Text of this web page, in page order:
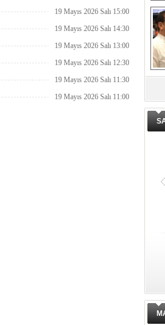
19 Mayıs 2026 Salı 15:00
19 Mayıs 2026 Salı 14:30
19 Mayıs 2026 Salı 13:00
19 Mayıs 2026 Salı 12:30
19 Mayıs 2026 Salı 11:30
19 Mayıs 2026 Salı 11:00